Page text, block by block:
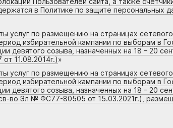
в Политике по защите персональных
услуг по размещению на страницах
избирательной кампании по выборам в
девятого созыва, назначенных на 18 – 20
11.08.2014г.)»
услуг по размещению на страницах
избирательной кампании по выборам в
девятого созыва, назначенных на 18 – 20
во Эл № ФС77-80505 от 15.03.2021г.),